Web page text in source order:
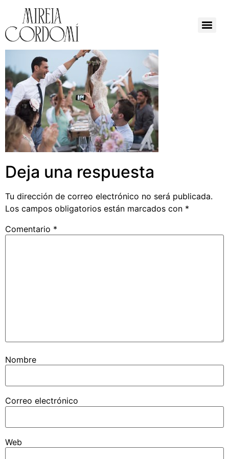
Deja una respuesta
Tu dirección de correo electrónico no será publicada.
Los campos obligatorios están marcados con *
Comentario *
Nombre
Correo electrónico
Web